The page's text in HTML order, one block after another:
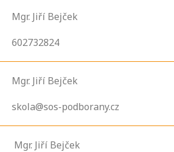
Mgr. Jiří Bejček
602732824
Mgr. Jiří Bejček
skola@sos-podborany.cz
Mgr. Jiří Bejček